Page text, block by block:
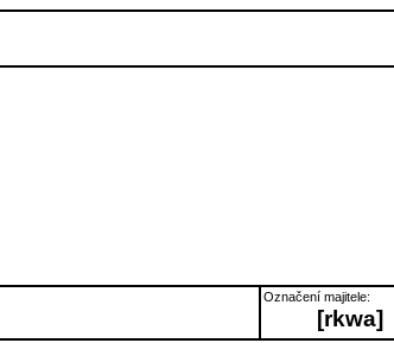
Označení majitele:
[rkwa]